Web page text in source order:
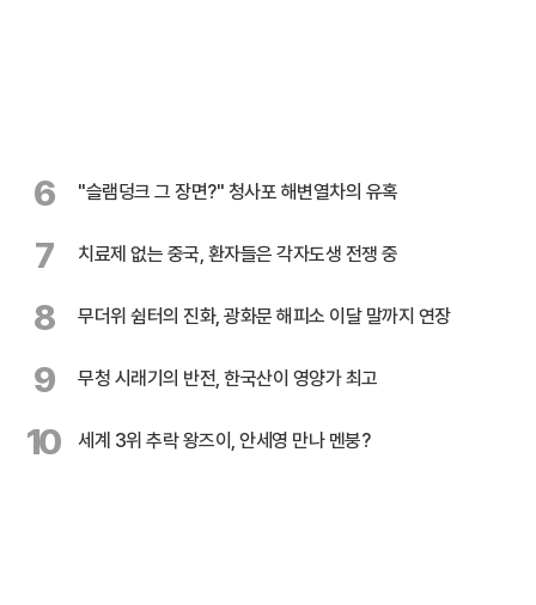
6 "슬램덩크 그 장면?" 청사포 해변열차의 유혹
7 치료제 없는 중국, 환자들은 각자도생 전쟁 중
8 무더위 쉼터의 진화, 광화문 해피소 이달 말까지 연장
9 무청 시래기의 반전, 한국산이 영양가 최고
10 세계 3위 추락 왕즈이, 안세영 만나 멘붕?